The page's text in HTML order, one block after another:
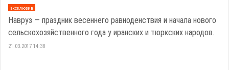
эксклюзив
Навруз — праздник весеннего равноденствия и начала нового
сельскохозяйственного года у иранских и тюркских народов.
21.03.2017 14:38